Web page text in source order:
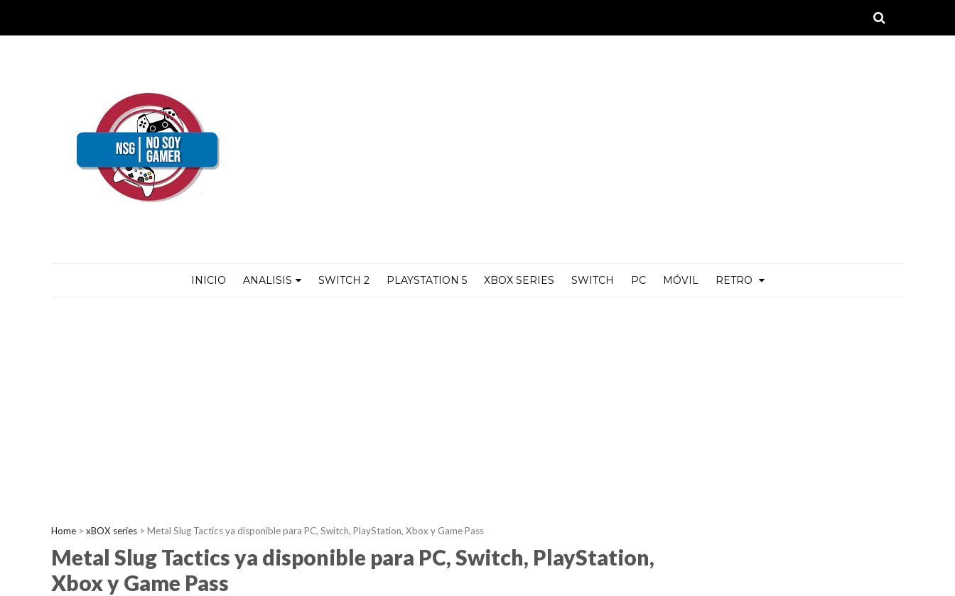
INICIO ANALISIS SWITCH 2 PLAYSTATION 5 XBOX SERIES SWITCH PC MÓVIL RETRO
Home > xBOX series > Metal Slug Tactics ya disponible para PC, Switch, PlayStation, Xbox y Game Pass
Metal Slug Tactics ya disponible para PC, Switch, PlayStation,
Xbox y Game Pass